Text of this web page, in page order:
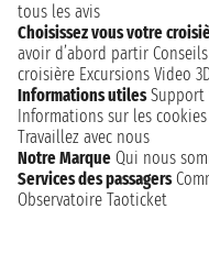
tous les avis
Choisissez vous votre
avoir d’abord partir
croisière Excursions Video
Informations utiles
Informations sur les cookies
Travaillez avec nous
Notre Marque Qui nous
Services des passagers
Observatoire Taoticket